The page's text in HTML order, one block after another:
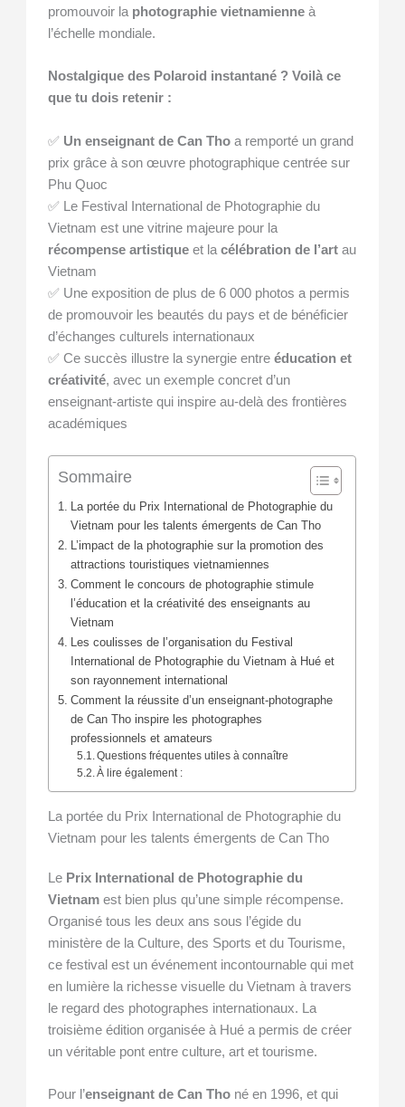
promouvoir la photographie vietnamienne à
l’échelle mondiale.
Nostalgique des Polaroid instantané ? Voilà ce
que tu dois retenir :
✅ Un enseignant de Can Tho a remporté un grand
prix grâce à son œuvre photographique centrée sur
Phu Quoc
✅ Le Festival International de Photographie du
Vietnam est une vitrine majeure pour la
récompense artistique et lacélébration de l’art au
Vietnam
✅ Une exposition de plus de 6 000 photos a permis
de promouvoir les beautés du pays et de bénéficier
d’échanges culturels internationaux
✅ Ce succès illustre la synergie entreéducation et
créativité, avec un exemple concret d’un
enseignant-artiste qui inspire au-delà des frontières
académiques
Sommaire
La portée du Prix International de Photographie du
Vietnam pour les talents émergents de Can Tho
L’impact de la photographie sur la promotion des
attractions touristiques vietnamiennes
Comment le concours de photographie stimule
l’éducation et la créativité des enseignants au
Vietnam
Les coulisses de l’organisation du Festival
International de Photographie du Vietnam à Hué et
son rayonnement international
Comment la réussite d’un enseignant-photographe
de Can Tho inspire les photographes
professionnels et amateurs
Questions fréquentes utiles à connaître
À lire également :
La portée du Prix International de Photographie du
Vietnam pour les talents émergents de Can Tho
Le Prix International de Photographie du
Vietnam est bien plus qu’une simple récompense.
Organisé tous les deux ans sous l’égide du
ministère de la Culture, des Sports et du Tourisme,
ce festival est un événement incontournable qui met
en lumière la richesse visuelle du Vietnam à travers
le regard des photographes internationaux. La
troisième édition organisée à Hué a permis de créer
un véritable pont entre culture, art et tourisme.
Pour l’enseignant de Can Tho né en 1996, et qui